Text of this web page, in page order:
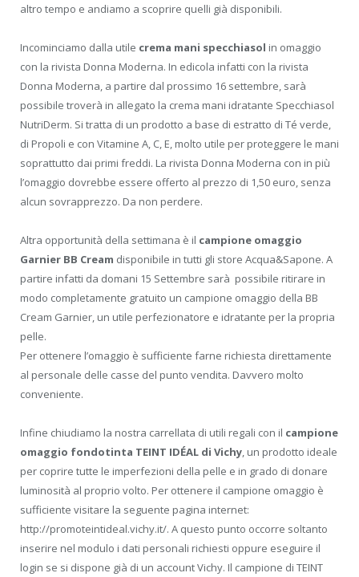
altro tempo e andiamo a scoprire quelli già disponibili.
Incominciamo dalla utile crema mani specchiasol in omaggio
con la rivista Donna Moderna. In edicola infatti con la rivista
Donna Moderna, a partire dal prossimo 16 settembre, sarà
possibile troverà in allegato la crema mani idratante Specchiasol
NutriDerm. Si tratta di un prodotto a base di estratto di Té verde,
di Propoli e con Vitamine A, C, E, molto utile per proteggere le mani
soprattutto dai primi freddi. La rivista Donna Moderna con in più
l’omaggio dovrebbe essere offerto al prezzo di 1,50 euro, senza
alcun sovrapprezzo. Da non perdere.
Altra opportunità della settimana è il campione omaggio
Garnier BB Cream disponibile in tutti gli store Acqua&Sapone. A
partire infatti da domani 15 Settembre sarà possibile ritirare in
modo completamente gratuito un campione omaggio della BB
Cream Garnier, un utile perfezionatore e idratante per la propria
pelle.
Per ottenere l’omaggio è sufficiente farne richiesta direttamente
al personale delle casse del punto vendita. Davvero molto
conveniente.
Infine chiudiamo la nostra carrellata di utili regali con il campione
omaggio fondotinta TEINT IDÉAL di Vichy, un prodotto ideale
per coprire tutte le imperfezioni della pelle e in grado di donare
luminosità al proprio volto. Per ottenere il campione omaggio è
sufficiente visitare la seguente pagina internet:
http://promoteintideal.vichy.it/. A questo punto occorre soltanto
inserire nel modulo i dati personali richiesti oppure eseguire il
login se si dispone già di un account Vichy. Il campione di TEINT